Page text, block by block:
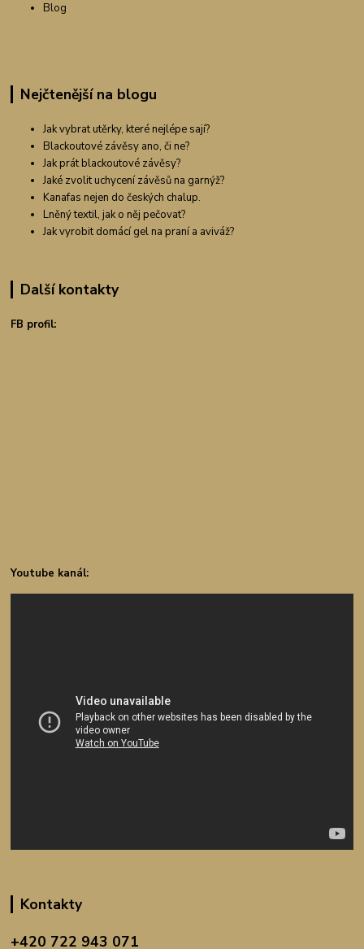
Blog
Nejčtenější na blogu
Jak vybrat utěrky, které nejlépe sají?
Blackoutové závěsy ano, či ne?
Jak prát blackoutové závěsy?
Jaké zvolit uchycení závěsů na garnýž?
Kanafas nejen do českých chalup.
Lněný textil, jak o něj pečovat?
Jak vyrobit domácí gel na praní a aviváž?
Další kontakty
FB profil:
Youtube kanál:
Kontakty
+420 722 943 071